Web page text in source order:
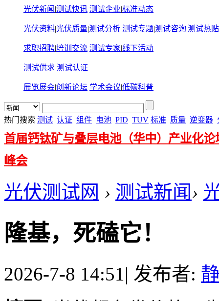
光伏新闻 |测试快讯 测试企业|标准动态
光伏资料|光伏质量|测试分析 测试专题|测试咨询|测试热贴
求职招聘|培训交流 测试专家|线下活动
测试供求 测试认证
展览展会|创新论坛 学术会议|低碳科普
热门搜索 测试 认证 组件 电池 PID TUV 标准 质量 逆变器
首届钙钛矿与叠层电池（华中）产业化论
峰会
光伏测试网 › 测试新闻›
隆基，死磕它！
2026-7-8 14:51| 发布者: